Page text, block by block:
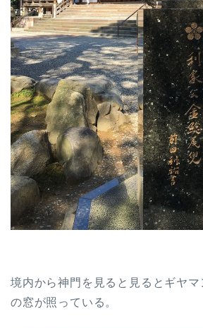
境内から神門を見ると見るとギヤマ
の窓が照っている。